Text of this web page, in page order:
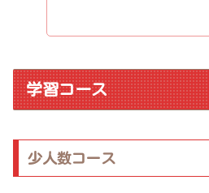
学習コース
少人数コース